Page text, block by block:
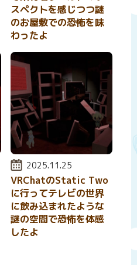
スペクトを感じつつ謎
のお屋敷での恐怖を味
わったよ
投稿日:
2025.11.25
VRChatのStatic Two
に行ってテレビの世界
に飲み込まれたような
謎の空間で恐怖を体感
したよ